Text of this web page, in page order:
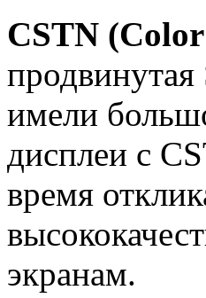
CSTN
имели
дисплеи с
время
экранам.